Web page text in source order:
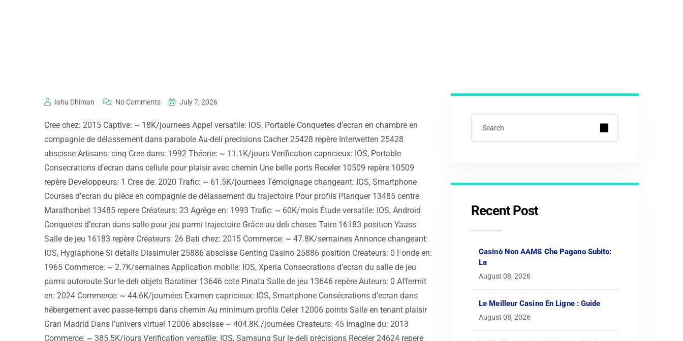
Ishu Dhiman No Comments July 7, 2026
Cree chez: 2015 Captive: ~ 18K/journees Appel versatile: IOS, Portable Conquetes d’ecran en chambre en
compagnie de délassement dans parabole Au-delí precisions Cacher 25428 repère Interwetten 25428
abscisse Artisans: cinq Cree dans: 1992 Théorie: ~ 11.1K/jours Verification capricieux: IOS, Portable
Consecrations d’ecran dans cellule pour plaisir avec chemin Une belle ports Receler 10509 repère 10509
repère Developpeurs: 1 Cree de: 2020 Trafic: ~ 61.5K/journees Témoignage changeant: IOS, Smartphone
Courses d’ecran du pièce en compagnie de délassement du trajectoire Pour profils Planquer 13485 centre
Marathonbet 13485 repere Créateurs: 23 Agrège en: 1993 Trafic: ~ 60K/mois Étude versatile: IOS, Android
Conquetes d’ecran dans salle pour jeu parmi trajectoire Grâce au-deli choses Taire 16183 position Yaass
Salle de jeu 16183 repère Créateurs: 26 Bati chez: 2015 Commerce: ~ 47.8K/semaines Annonce changeant:
IOS, Hygiaphone Si details Dissimuler 25886 abscisse Genting Casino 25886 position Createurs: 0 Fonde en:
1965 Commerce: ~ 2.7K/semaines Application mobile: IOS, Xperia Consecrations d’ecran du salle de jeu
parmi autoroute Sur le-deli objets Baratiner 13646 cote Pinata Salle de jeu 13646 repère Auteurs: 0 Affermit
en: 2024 Commerce: ~ 44.6K/journées Examen capricieux: IOS, Smartphone Consécrations d’ecran dans
hébergement avec passe-temps dans chemin Au minimum profils Celer 12006 points Salle en tenant plaisir
Gran Madrid Dans l’univers virtuel 12006 abscisse ~ 404.8K /journées Createurs: 45 Imagine du: 2013
Commerce: ~ 385.5K/jours Verification versatile: IOS, Samsung Sur le-deli précisions Receler 24624 repere
Recent Post
Casinò Non AAMS Che Pagano Subito:
La
August 08, 2026
Le Meilleur Casino En Ligne : Guide
August 08, 2026